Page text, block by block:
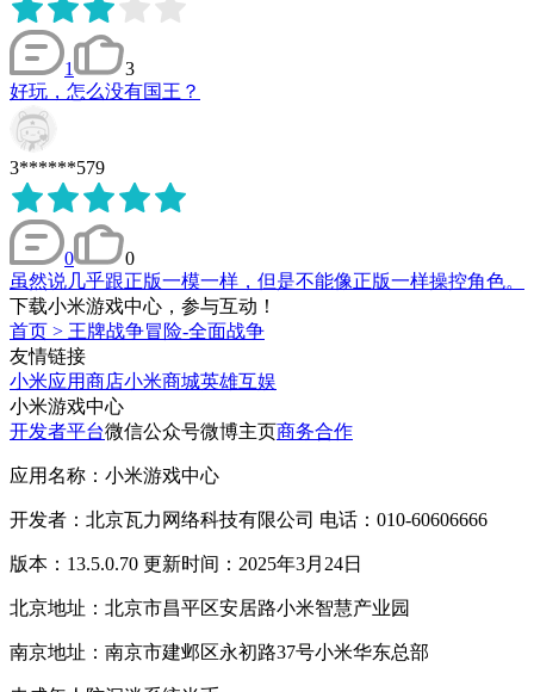
1
3
好玩，怎么没有国王？
3******579
0
0
虽然说几乎跟正版一模一样，但是不能像正版一样操控角色。
下载小米游戏中心，参与互动！
首页 > 王牌战争冒险-全面战争
友情链接
小米应用商店小米商城英雄互娱
小米游戏中心
开发者平台微信公众号微博主页商务合作
应用名称：小米游戏中心
开发者：北京瓦力网络科技有限公司 电话：010-60606666
版本：13.5.0.70 更新时间：2025年3月24日
北京地址：北京市昌平区安居路小米智慧产业园
南京地址：南京市建邺区永初路37号小米华东总部